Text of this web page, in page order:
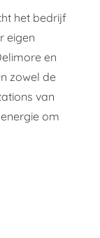
het bedrijf
eigen
en
zowel de
van
om